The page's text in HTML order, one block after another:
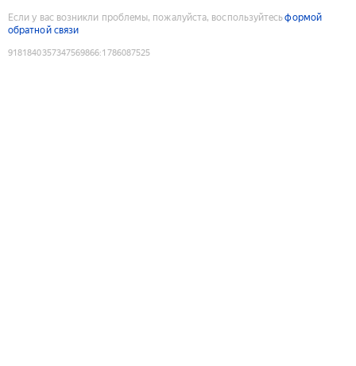
Если у вас возникли проблемы, пожалуйста, воспользуйтесьформой
обратной связи
9181840357347569866:1786087525